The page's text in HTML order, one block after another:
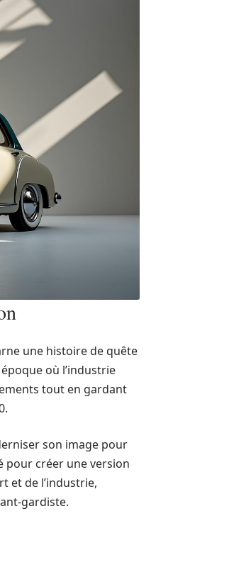
une histoire de quête
où l’industrie
tout en gardant
son image pour
pour créer une version
et de l’industrie,
gardiste.